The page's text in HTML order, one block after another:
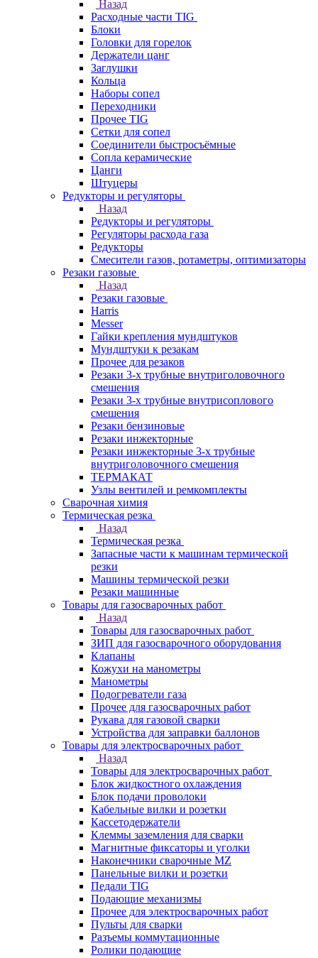
Назад
Расходные части TIG
Блоки
Головки для горелок
Держатели цанг
Заглушки
Кольца
Наборы сопел
Переходники
Прочее TIG
Сетки для сопел
Соединители быстросъёмные
Сопла керамические
Цанги
Штуцеры
Редукторы и регуляторы
Назад
Редукторы и регуляторы
Регуляторы расхода газа
Редукторы
Смесители газов, ротаметры, оптимизаторы
Резаки газовые
Назад
Резаки газовые
Harris
Messer
Гайки крепления мундштуков
Мундштуки к резакам
Прочее для резаков
Резаки 3-х трубные внутриголовочного
смешения
Резаки 3-х трубные внутрисоплового
смешения
Резаки бензиновые
Резаки инжекторные
Резаки инжекторные 3-х трубные
внутриголовочного смешения
ТЕРМАКАТ
Узлы вентилей и ремкомплекты
Сварочная химия
Термическая резка
Назад
Термическая резка
Запасные части к машинам термической
резки
Машины термической резки
Резаки машинные
Товары для газосварочных работ
Назад
Товары для газосварочных работ
ЗИП для газосварочного оборудования
Клапаны
Кожухи на манометры
Манометры
Подогреватели газа
Прочее для газосварочных работ
Рукава для газовой сварки
Устройства для заправки баллонов
Товары для электросварочных работ
Назад
Товары для электросварочных работ
Блок жидкостного охлаждения
Блок подачи проволоки
Кабельные вилки и розетки
Кассетодержатели
Клеммы заземления для сварки
Магнитные фиксаторы и уголки
Наконечники сварочные MZ
Панельные вилки и розетки
Педали TIG
Подающие механизмы
Прочее для электросварочных работ
Пульты для сварки
Разъемы коммутационные
Ролики подающие